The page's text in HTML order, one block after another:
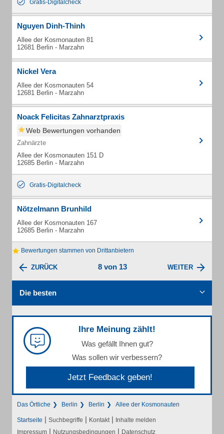
Gratis-Digitalcheck
Nguyen Dinh-Thinh
Allee der Kosmonauten 81
12681 Berlin - Marzahn
Nickel Vera
Allee der Kosmonauten 54
12681 Berlin - Marzahn
Noack Felicitas Zahnarztpraxis
Web Bewertungen vorhanden
Zahnärzte
Allee der Kosmonauten 151 D
12685 Berlin - Marzahn
Gratis-Digitalcheck
Nötzelmann Brunhild
Allee der Kosmonauten 167
12685 Berlin - Marzahn
Bewertungen stammen von Drittanbietern
ZURÜCK 8 von 13 WEITER
Die besten
Ihre Meinung zählt!
Was gefällt Ihnen gut?
Was sollen wir verbessern?
Jetzt Feedback geben!
Das Örtliche Berlin Berlin Allee der Kosmonauten
Startseite | Suchbegriffe | Kontakt | Inhalte melden
Impressum | Nutzungsbedingungen | Datenschutz